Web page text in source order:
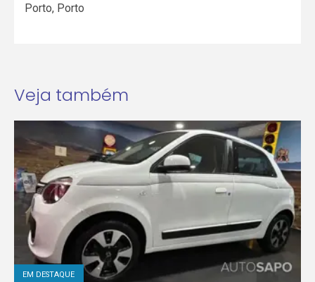
Porto, Porto
Veja também
EM DESTAQUE